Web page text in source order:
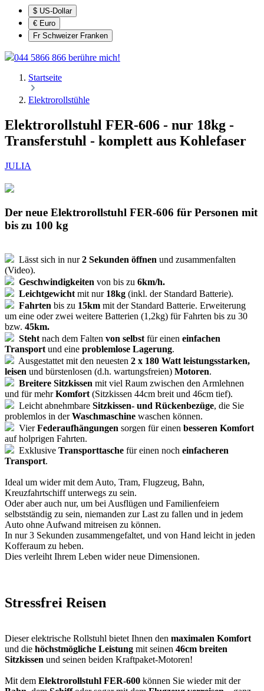
$ US-Dollar
€ Euro
Fr Schweizer Franken
044 5866 866 berühre mich!
Startseite
Elektrorollstühle
Elektrorollstuhl FER-606 - nur 18kg -
Transferstuhl - komplett aus Kohlefaser
JULIA
Der neue Elektrorollstuhl FER-606 für Personen mit
bis zu 100 kg
Lässt sich in nur2 Sekunden öffnen und zusammenfalten
(Video).
Geschwindigkeiten von bis zu 6km/h.
Leichtgewicht mit nur 18kg (inkl. der Standard Batterie).
Fahrten bis zu 15km mit der Standard Batterie. Erweiterung
um eine oder zwei weitere Batterien (1,2kg) für Fahrten bis zu 30
bzw. 45km.
Steht nach dem Falten von selbst für einen einfachen
Transport und eine problemlose Lagerung.
Ausgestattet mit den neuesten 2 x 180 Watt leistungsstarken,
leisen und bürstenlosen (d.h. wartungsfreien) Motoren.
Breitere Sitzkissen mit viel Raum zwischen den Armlehnen
und für mehrKomfort (Sitzkissen 44cm breit und 46cm tief).
Leicht abnehmbare Sitzkissen- und Rückenbezüge, die Sie
problemlos in derWaschmaschine waschen können.
VierFederaufhängungen sorgen für einen besseren Komfort
auf holprigen Fahrten.
Exklusive Transporttasche für einen noch einfacheren
Transport.
Ideal um wider mit dem Auto, Tram, Flugzeug, Bahn,
Kreuzfahrtschiff unterwegs zu sein.
Oder aber auch nur, um bei Ausflügen und Familienfeiern
selbstständig zu sein, niemanden zur Last zu fallen und in jedem
Auto ohne Aufwand mitreisen zu können.
In nur 3 Sekunden zusammengefaltet, und von Hand leicht in jeden
Kofferaum zu heben.
Dies verleiht Ihrem Leben wider neue Dimensionen.
Stressfrei Reisen
Dieser elektrische Rollstuhl bietet Ihnen den maximalen Komfort
und die höchstmögliche Leistung mit seinen 46cm breiten
Sitzkissen und seinen beiden Kraftpaket-Motoren!
Mit dem Elektrorollstuhl FER-600 können Sie wieder mit der